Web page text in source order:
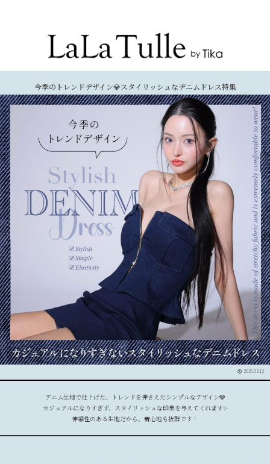
今季のトレンドデザイン💎スタイリッシュなデニムドレス特集
2025.02.12
デニム生地で仕上げた、トレンドを押さえたシンプルなデザイン🩶
カジュアルになりすぎず、スタイリッシュな印象を与えてくれます✨
伸縮性のある生地だから、着心地も抜群です！